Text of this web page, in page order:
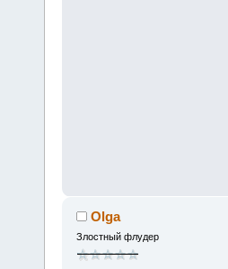
Olga
Злостный флудер